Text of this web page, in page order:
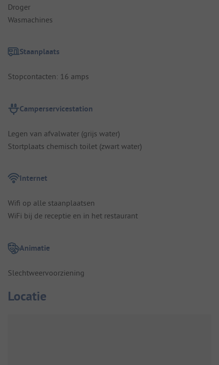
Droger
Wasmachines
Staanplaats
Stopcontacten: 16 amps
Camperservicestation
Legen van afvalwater (grijs water)
Stortplaats chemisch toilet (zwart water)
Internet
Wifi op alle staanplaatsen
WiFi bij de receptie en in het restaurant
Animatie
Slechtweervoorziening
Locatie